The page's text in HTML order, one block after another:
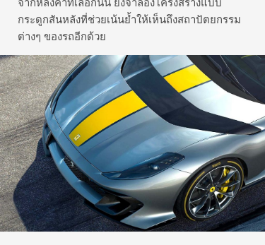
กระดูกสันหลังที่ช่วยเน้นย้ำให้เห็นถึงสถาปัตยกรรม
ต่างๆ ของรถอีกด้วย